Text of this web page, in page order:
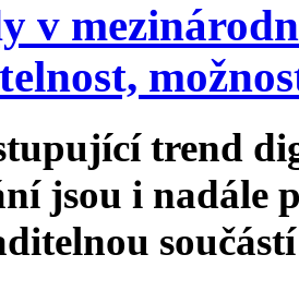
v
trend
jsou i nadále
součástí